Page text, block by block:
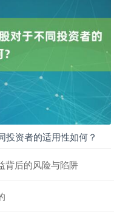
投资者的适用性如何？
背后的风险与陷阱